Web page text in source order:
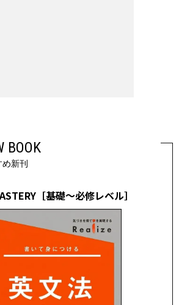
BOOK
新刊
［基礎～必修レベル］